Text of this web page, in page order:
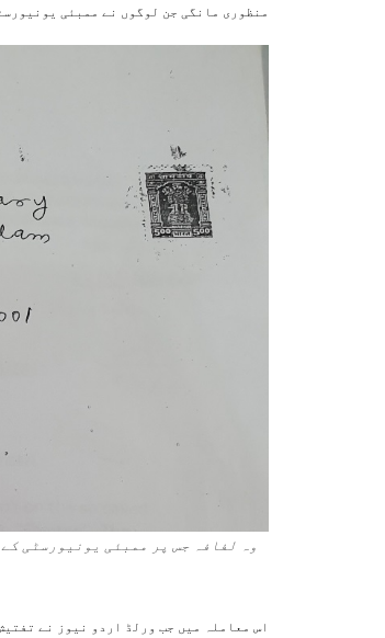
منظوری مانگی جن لوگوں نے ممبئی
وہ لفافہ جس پر ممبئی یونیورسٹی
اس معاملہ میں جب ورلڈ اردو نیوز نے